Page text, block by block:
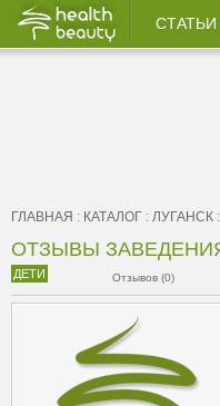
СТАТЬИ
ГЛАВНАЯ : КАТАЛОГ : ЛУГАНСК :
ОТЗЫВЫ
ДЕТИ Отзывов (0)